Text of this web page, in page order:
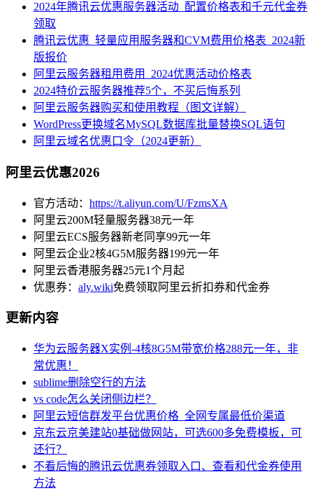
2024年腾讯云优惠服务器活动_配置价格表和千元代金券
领取
腾讯云优惠_轻量应用服务器和CVM费用价格表_2024新
版报价
阿里云服务器租用费用_2024优惠活动价格表
2024特价云服务器推荐5个，不买后悔系列
阿里云服务器购买和使用教程（图文详解）
WordPress更换域名MySQL数据库批量替换SQL语句
阿里云域名优惠口令（2024更新）
阿里云优惠2026
官方活动： https://t.aliyun.com/U/FzmsXA
阿里云200M轻量服务器38元一年
阿里云ECS服务器新老同享99元一年
阿里云企业2核4G5M服务器199元一年
阿里云香港服务器25元1个月起
优惠券： aly.wiki免费领取阿里云折扣券和代金券
更新内容
华为云服务器X实例-4核8G5M带宽价格288元一年，非
常优惠！
sublime删除空行的方法
vs code怎么关闭侧边栏？
阿里云短信群发平台优惠价格_全网专属最低价渠道
京东云京美建站0基础做网站，可选600多免费模板，可
还行？
不看后悔的腾讯云优惠券领取入口、查看和代金券使用
方法